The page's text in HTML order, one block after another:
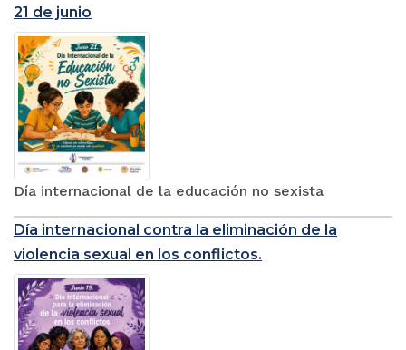
21 de junio
Día internacional de la educación no sexista
Día internacional contra la eliminación de la
violencia sexual en los conflictos.